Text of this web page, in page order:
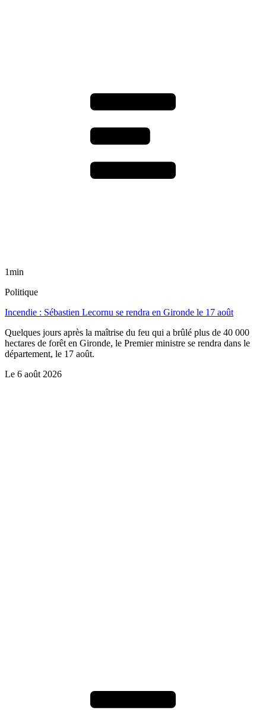
1min
Politique
Incendie : Sébastien Lecornu se rendra en Gironde le 17 août
Quelques jours après la maîtrise du feu qui a brûlé plus de 40 000
hectares de forêt en Gironde, le Premier ministre se rendra dans le
département, le 17 août.
Le 6 août 2026